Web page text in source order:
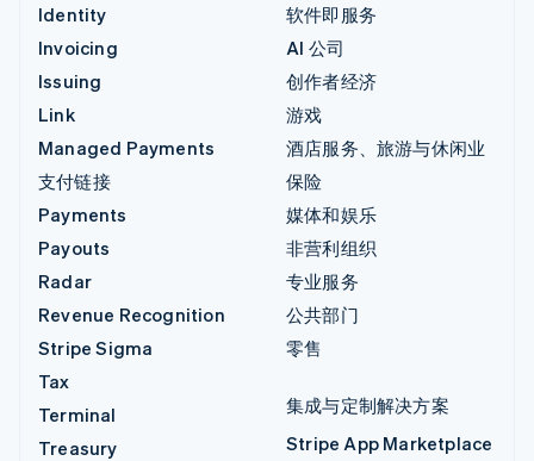
Identity
Invoicing
Issuing
Link
Managed Payments
支付链接
Payments
Payouts
Radar
Revenue Recognition
Stripe Sigma
Tax
Terminal
Treasury
软件即服务
AI 公司
创作者经济
游戏
酒店服务、旅游与休闲业
保险
媒体和娱乐
非营利组织
专业服务
公共部门
零售
集成与定制解决方案
Stripe App Marketplace